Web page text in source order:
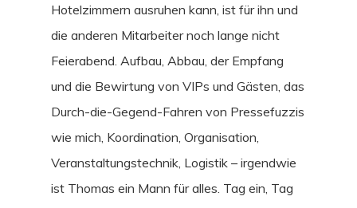
Hotelzimmern ausruhen kann, ist für ihn und
die anderen Mitarbeiter noch lange nicht
Feierabend. Aufbau, Abbau, der Empfang
und die Bewirtung von VIPs und Gästen, das
Durch-die-Gegend-Fahren von Pressefuzzis
wie mich, Koordination, Organisation,
Veranstaltungstechnik, Logistik – irgendwie
ist Thomas ein Mann für alles. Tag ein, Tag